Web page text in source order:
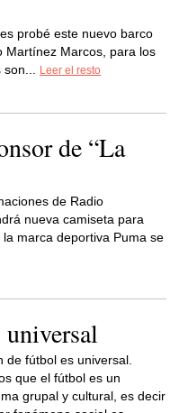
probé este nuevo barco
Martínez Marcos, para los
Leer el resto
de “La
de Radio
nueva camiseta para
marca deportiva Puma se
de fútbol es universal.
que el fútbol es un
grupal y cultural, es decir